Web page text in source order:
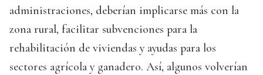
administraciones, deberían implicarse más con la
zona rural, facilitar subvenciones para la
rehabilitación de viviendas y ayudas para los
sectores agrícola y ganadero. Así, algunos volverían